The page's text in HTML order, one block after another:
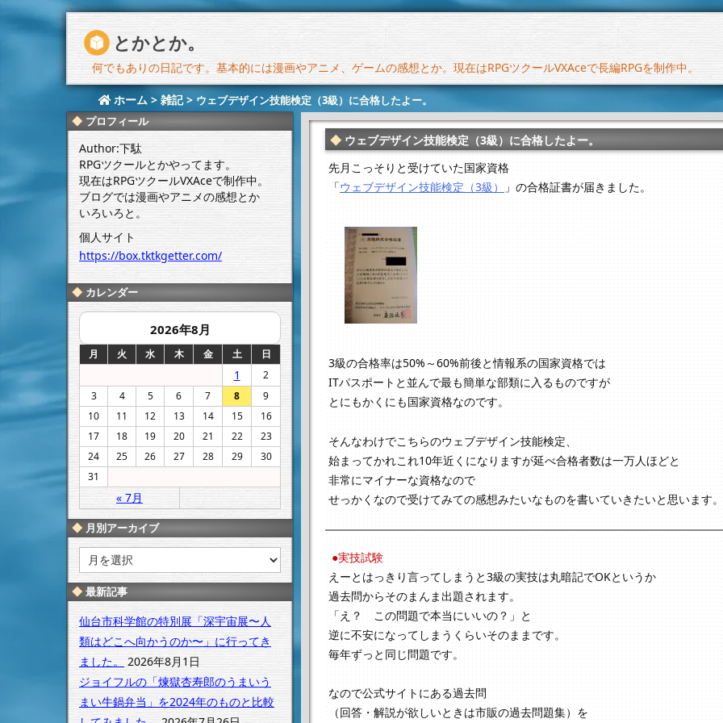
とかとか。
何でもありの日記です。基本的には漫画やアニメ、ゲームの感想とか。現在はRPGツクールVXAceで長編RPGを制作中。
ホーム > 雑記> ウェブデザイン技能検定（3級）に合格したよー。
ウェブデザイン技能検定（3級）に合格したよー。
先月こっそりと受けていた国家資格
「ウェブデザイン技能検定（3級） 」の合格証書が届きました。
3級の合格率は50%～60%前後と情報系の国家資格では
ITパスポートと並んで最も簡単な部類に入るものですが
とにもかくにも国家資格なのです。
そんなわけでこちらのウェブデザイン技能検定、
始まってかれこれ10年近くになりますが延べ合格者数は一万人ほどと
非常にマイナーな資格なので
せっかくなので受けてみての感想みたいなものを書いていきたいと思います。
●実技試験
えーとはっきり言ってしまうと3級の実技は丸暗記でOKというか
過去問からそのまんま出題されます。
「え？ この問題で本当にいいの？」と
逆に不安になってしまうくらいそのままです。
毎年ずっと同じ問題です。
なので公式サイトにある過去問
（回答・解説が欲しいときは市販の過去問題集）を
プロフィール
Author:下駄
RPGツクールとかやってます。
現在はRPGツクールVXAceで制作中。
ブログでは漫画やアニメの感想とか
いろいろと。
個人サイト
https://box.tktkgetter.com/
カレンダー
2026年8月
月 火 水 木 金 土 日
1
2
3
4 5 6 7 8
9
10
11 12 13 14 15
16
17
18 19 20 21 22
23
24
25 26 27 28 29
30
31
« 7月
月別アーカイブ
別
ア
ー
カ
イ
ブ
最新記事
仙台市科学館の特別展「深宇宙展〜人
類はどこへ向かうのか〜」に行ってき
ました。
2026年8月1日
ジョイフルの「煉獄杏寿郎のうまいう
まい牛鍋弁当」を2024年のものと比較